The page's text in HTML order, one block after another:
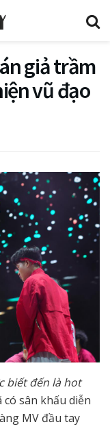
giả trầm
vũ đạo
biết đến là hot
sân khấu diễn
MV đầu tay